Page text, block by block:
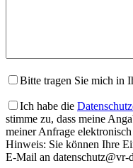
Bitte tragen Sie mich in
Ich habe die
stimme zu, dass meine
meiner Anfrage
Hinweis: Sie können Ihre
E-Mail an datenschutz@vr-